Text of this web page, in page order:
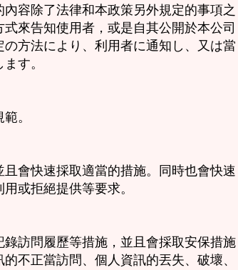
容除了法律和本政策另外規定的事項之
來告知使用者，或是自其公開於本公司
方法により、利用者に通知し、又は當
す。
。
會快速採取適當的措施。同時也會快速
或拒絕提供等要求。
訪問履歷等措施，並且會採取安保措施
不正當訪問、個人資訊的丟失、破壞、